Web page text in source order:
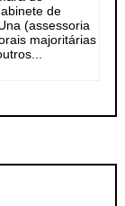
de
(assessoria
majoritárias